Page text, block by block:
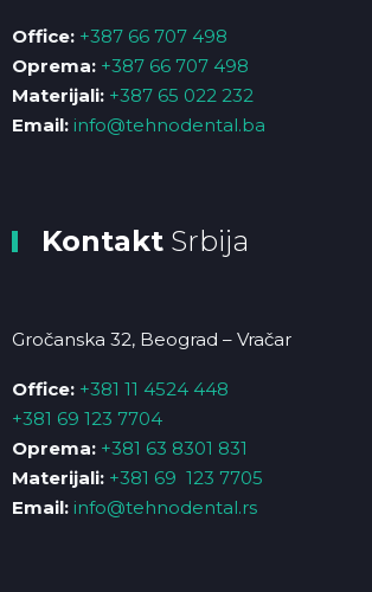
Office: +387 66 707 498
Oprema: +387 66 707 498
Materijali: +387 65 022 232
Email: info@tehnodental.ba
Kontakt Srbija
Gročanska 32, Beograd – Vračar
Office: +381 11 4524 448
+381 69 123 7704
Oprema: +381 63 8301 831
Materijali: +381 69 123 7705
Email: info@tehnodental.rs